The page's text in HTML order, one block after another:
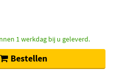
1 werkdag bij u geleverd.
Bestellen